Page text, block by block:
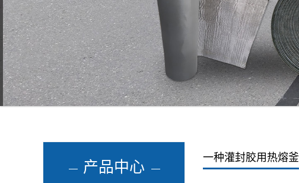
产品中心
一种灌封胶用热熔釜